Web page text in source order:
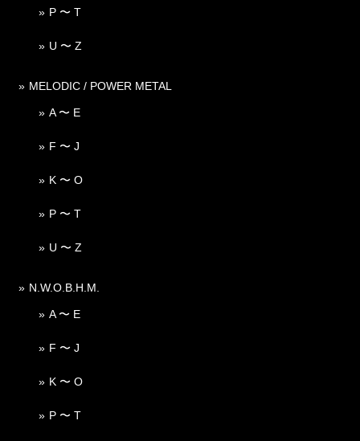
P 〜 T
U 〜 Z
MELODIC / POWER METAL
A 〜 E
F 〜 J
K 〜 O
P 〜 T
U 〜 Z
N.W.O.B.H.M.
A 〜 E
F 〜 J
K 〜 O
P 〜 T